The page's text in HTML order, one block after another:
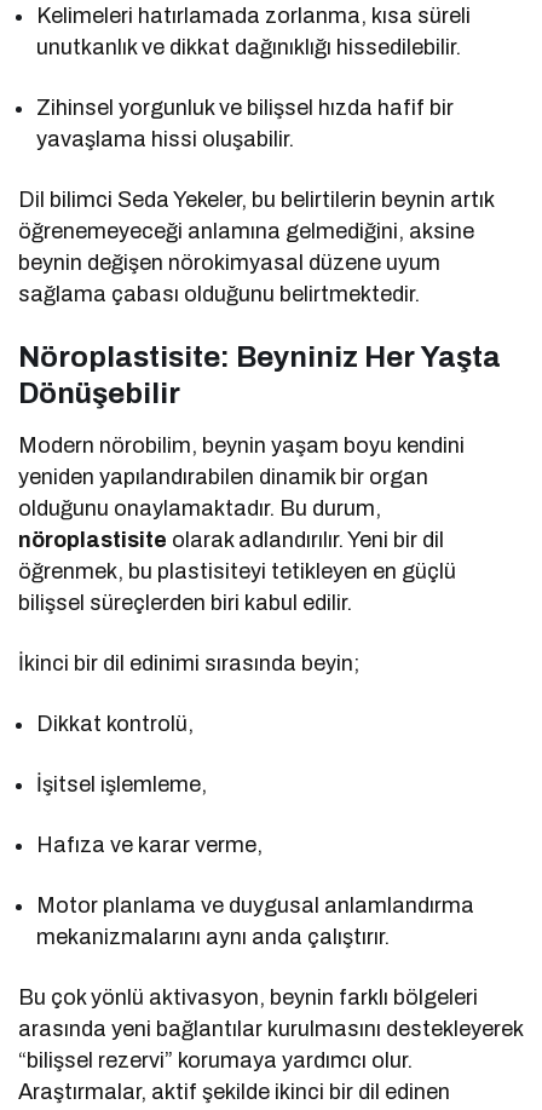
Kelimeleri hatırlamada zorlanma, kısa süreli
unutkanlık ve dikkat dağınıklığı hissedilebilir.
Zihinsel yorgunluk ve bilişsel hızda hafif bir
yavaşlama hissi oluşabilir.
Dil bilimci Seda Yekeler, bu belirtilerin beynin artık
öğrenemeyeceği anlamına gelmediğini, aksine
beynin değişen nörokimyasal düzene uyum
sağlama çabası olduğunu belirtmektedir.
Nöroplastisite: Beyniniz Her Yaşta
Dönüşebilir
Modern nörobilim, beynin yaşam boyu kendini
yeniden yapılandırabilen dinamik bir organ
olduğunu onaylamaktadır. Bu durum,
nöroplastisite olarak adlandırılır. Yeni bir dil
öğrenmek, bu plastisiteyi tetikleyen en güçlü
bilişsel süreçlerden biri kabul edilir.
İkinci bir dil edinimi sırasında beyin;
Dikkat kontrolü,
İşitsel işlemleme,
Hafıza ve karar verme,
Motor planlama ve duygusal anlamlandırma
mekanizmalarını aynı anda çalıştırır.
Bu çok yönlü aktivasyon, beynin farklı bölgeleri
arasında yeni bağlantılar kurulmasını destekleyerek
“bilişsel rezervi” korumaya yardımcı olur.
Araştırmalar, aktif şekilde ikinci bir dil edinen